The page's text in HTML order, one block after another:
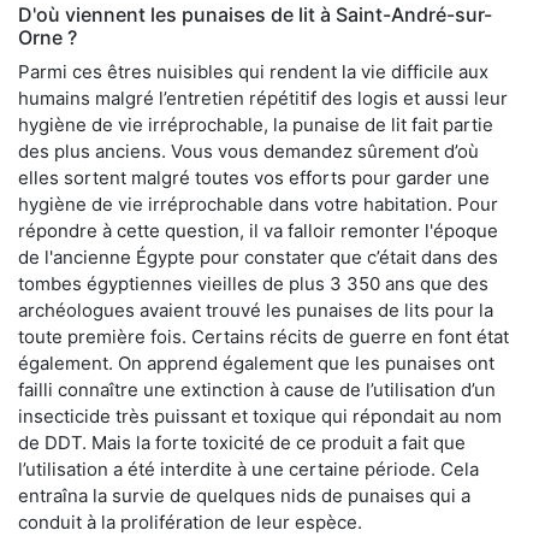
D'où viennent les punaises de lit à Saint-André-sur-
Orne ?
Parmi ces êtres nuisibles qui rendent la vie difficile aux
humains malgré l’entretien répétitif des logis et aussi leur
hygiène de vie irréprochable, la punaise de lit fait partie
des plus anciens. Vous vous demandez sûrement d’où
elles sortent malgré toutes vos efforts pour garder une
hygiène de vie irréprochable dans votre habitation. Pour
répondre à cette question, il va falloir remonter l'époque
de l'ancienne Égypte pour constater que c’était dans des
tombes égyptiennes vieilles de plus 3 350 ans que des
archéologues avaient trouvé les punaises de lits pour la
toute première fois. Certains récits de guerre en font état
également. On apprend également que les punaises ont
failli connaître une extinction à cause de l’utilisation d’un
insecticide très puissant et toxique qui répondait au nom
de DDT. Mais la forte toxicité de ce produit a fait que
l’utilisation a été interdite à une certaine période. Cela
entraîna la survie de quelques nids de punaises qui a
conduit à la prolifération de leur espèce.